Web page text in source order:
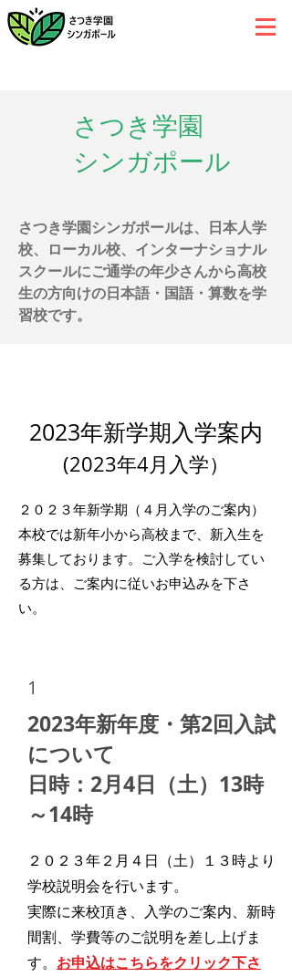
​さつき学園
シンガポール
​さつき学園シンガポールは、日本人学
校、ローカル校、インターナショナル
スクールにご通学の年少さんから高校
生の方向けの日本語・国語・算数を学
習校です。
2023年新学期入学案内
​(2023年4月入学）
２０２３年新学期（４月入学のご案内）
​本校では新年小から高校まで、新入生を
募集しております。ご入学を検討してい
る方は、ご案内に従いお申込みを下さ
い。
1
2023年新年度・第2回入試
について
日時：2月4日（土）13時
～14時
２０２３年２月４日（土）１３時より
学校説明会を行います。
実際に来校頂き、入学のご案内、新時
間割、学費等のご説明を差し上げま
す。​ お申込はこちらをクリック下さ